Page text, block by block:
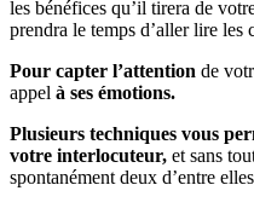
les bénéfices qu’il tirera de
prendra le temps d’aller lire les
Pour capter l’attention de
appel à ses émotions.
Plusieurs techniques vous
votre interlocuteur, et sans
spontanément deux d’entre elles